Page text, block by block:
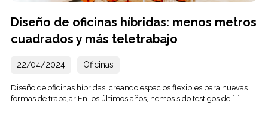
Diseño de oficinas híbridas: menos metros
cuadrados y más teletrabajo
22/04/2024 Oficinas
Diseño de oficinas híbridas: creando espacios flexibles para nuevas
formas de trabajar En los últimos años, hemos sido testigos de […]